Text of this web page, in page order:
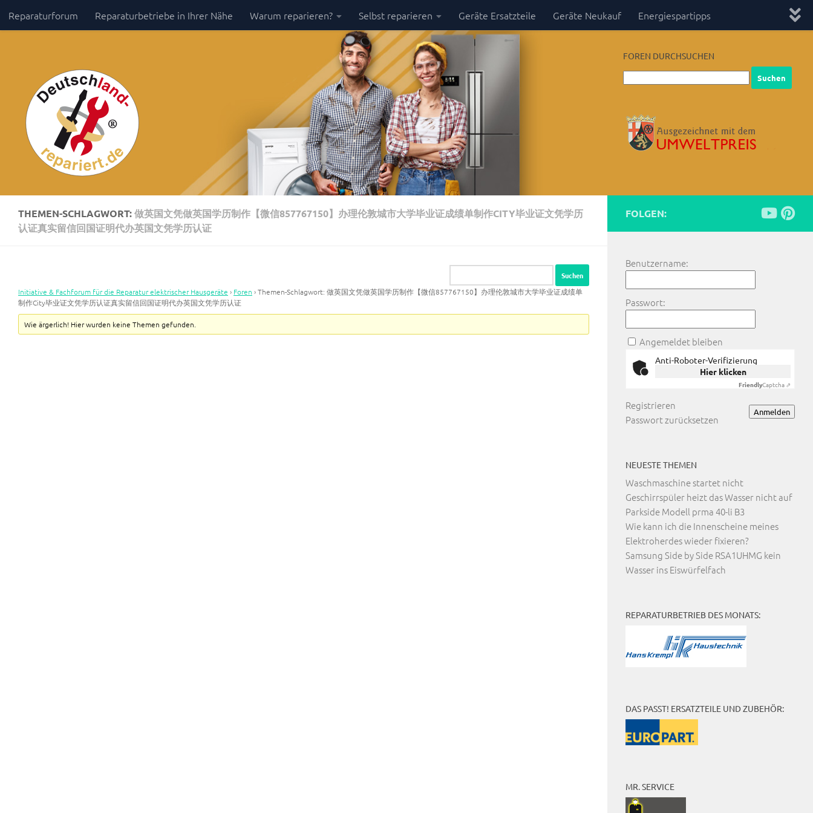
Zum Inhalt springen
Reparaturforum Reparaturbetriebe in Ihrer Nähe Warum reparieren? Selbst reparieren Geräte Ersatzteile Geräte Neukauf Energiespartipps
FOREN DURCHSUCHEN
THEMEN-SCHLAGWORT:做英国文凭做英国学历制作【微信857767150】办理伦敦城市大学毕业证成绩单制作CITY毕业证文凭学历
认证真实留信回国证明代办英国文凭学历认证
Initiative & Fachforum für die Reparatur elektrischer Hausgeräte › Foren ›Themen-Schlagwort: 做英国文凭做英国学历制作【微信857767150】办理伦敦城市大学毕业证成绩单
制作City毕业证文凭学历认证真实留信回国证明代办英国文凭学历认证
Wie ärgerlich! Hier wurden keine Themen gefunden.
FOLGEN:
Benutzername:
Passwort:
Angemeldet bleiben
Anti-Roboter-Verifizierung
Hier klicken
FriendlyCaptcha ⇗
Anmelden
Registrieren
Passwort zurücksetzen
NEUESTE THEMEN
Waschmaschine startet nicht
Geschirrspüler heizt das Wasser nicht auf
Parkside Modell prma 40-li B3
Wie kann ich die Innenscheine meines
Elektroherdes wieder fixieren?
Samsung Side by Side RSA1UHMG kein
Wasser ins Eiswürfelfach
REPARATURBETRIEB DES MONATS:
DAS PASST! ERSATZTEILE UND ZUBEHÖR:
MR. SERVICE